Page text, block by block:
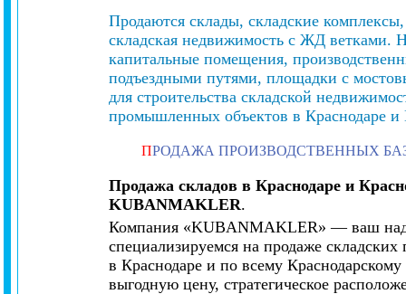
Продаются склады, складские
складская недвижимость с ЖД ветками.
капитальные помещения,
подъездными путями, площадки с
для строительства складской
промышленных объектов в Краснодаре и
ПРОДАЖА ПРОИЗВОДСТВЕННЫХ
Продажа складов в Краснодаре и
KUBANMAKLER.
Компания «KUBANMAKLER» — ваш
специализируемся на продаже
в Краснодаре и по всему
выгодную цену, стратегическое